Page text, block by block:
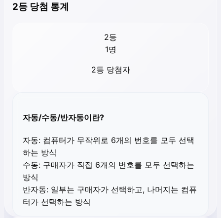
2등 당첨 통계
2등
1명
2등 당첨자
자동/수동/반자동이란?
자동: 컴퓨터가 무작위로 6개의 번호를 모두 선택
하는 방식
수동: 구매자가 직접 6개의 번호를 모두 선택하는
방식
반자동: 일부는 구매자가 선택하고, 나머지는 컴퓨
터가 선택하는 방식